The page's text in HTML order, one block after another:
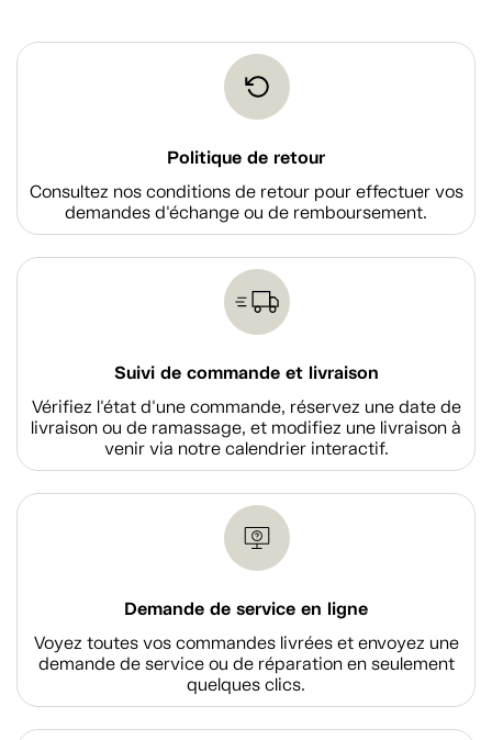
Politique de retour
Consultez nos conditions de retour pour effectuer vos
demandes d'échange ou de remboursement.
Suivi de commande et livraison
Vérifiez l'état d'une commande, réservez une date de
livraison ou de ramassage, et modifiez une livraison à
venir via notre calendrier interactif.
Demande de service en ligne
Voyez toutes vos commandes livrées et envoyez une
demande de service ou de réparation en seulement
quelques clics.